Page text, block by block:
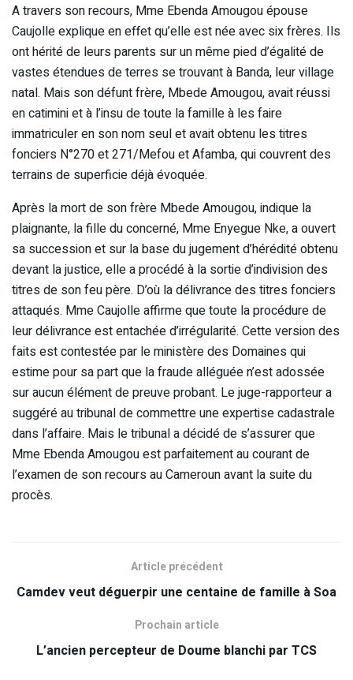
A travers son recours, Mme Ebenda Amougou épouse
Caujolle explique en effet qu’elle est née avec six frères. Ils
ont hérité de leurs parents sur un même pied d’égalité de
vastes étendues de terres se trouvant à Banda, leur village
natal. Mais son défunt frère, Mbede Amougou, avait réussi
en catimini et à l’insu de toute la famille à les faire
immatriculer en son nom seul et avait obtenu les titres
fonciers N°270 et 271/Mefou et Afamba, qui couvrent des
terrains de superficie déjà évoquée.
Après la mort de son frère Mbede Amougou, indique la
plaignante, la fille du concerné, Mme Enyegue Nke, a ouvert
sa succession et sur la base du jugement d’hérédité obtenu
devant la justice, elle a procédé à la sortie d’indivision des
titres de son feu père. D’où la délivrance des titres fonciers
attaqués. Mme Caujolle affirme que toute la procédure de
leur délivrance est entachée d’irrégularité. Cette version des
faits est contestée par le ministère des Domaines qui
estime pour sa part que la fraude alléguée n’est adossée
sur aucun élément de preuve probant. Le juge-rapporteur a
suggéré au tribunal de commettre une expertise cadastrale
dans l’affaire. Mais le tribunal a décidé de s’assurer que
Mme Ebenda Amougou est parfaitement au courant de
l’examen de son recours au Cameroun avant la suite du
procès.
Article précédent
Camdev veut déguerpir une centaine de famille à Soa
Prochain article
L’ancien percepteur de Doume blanchi par TCS